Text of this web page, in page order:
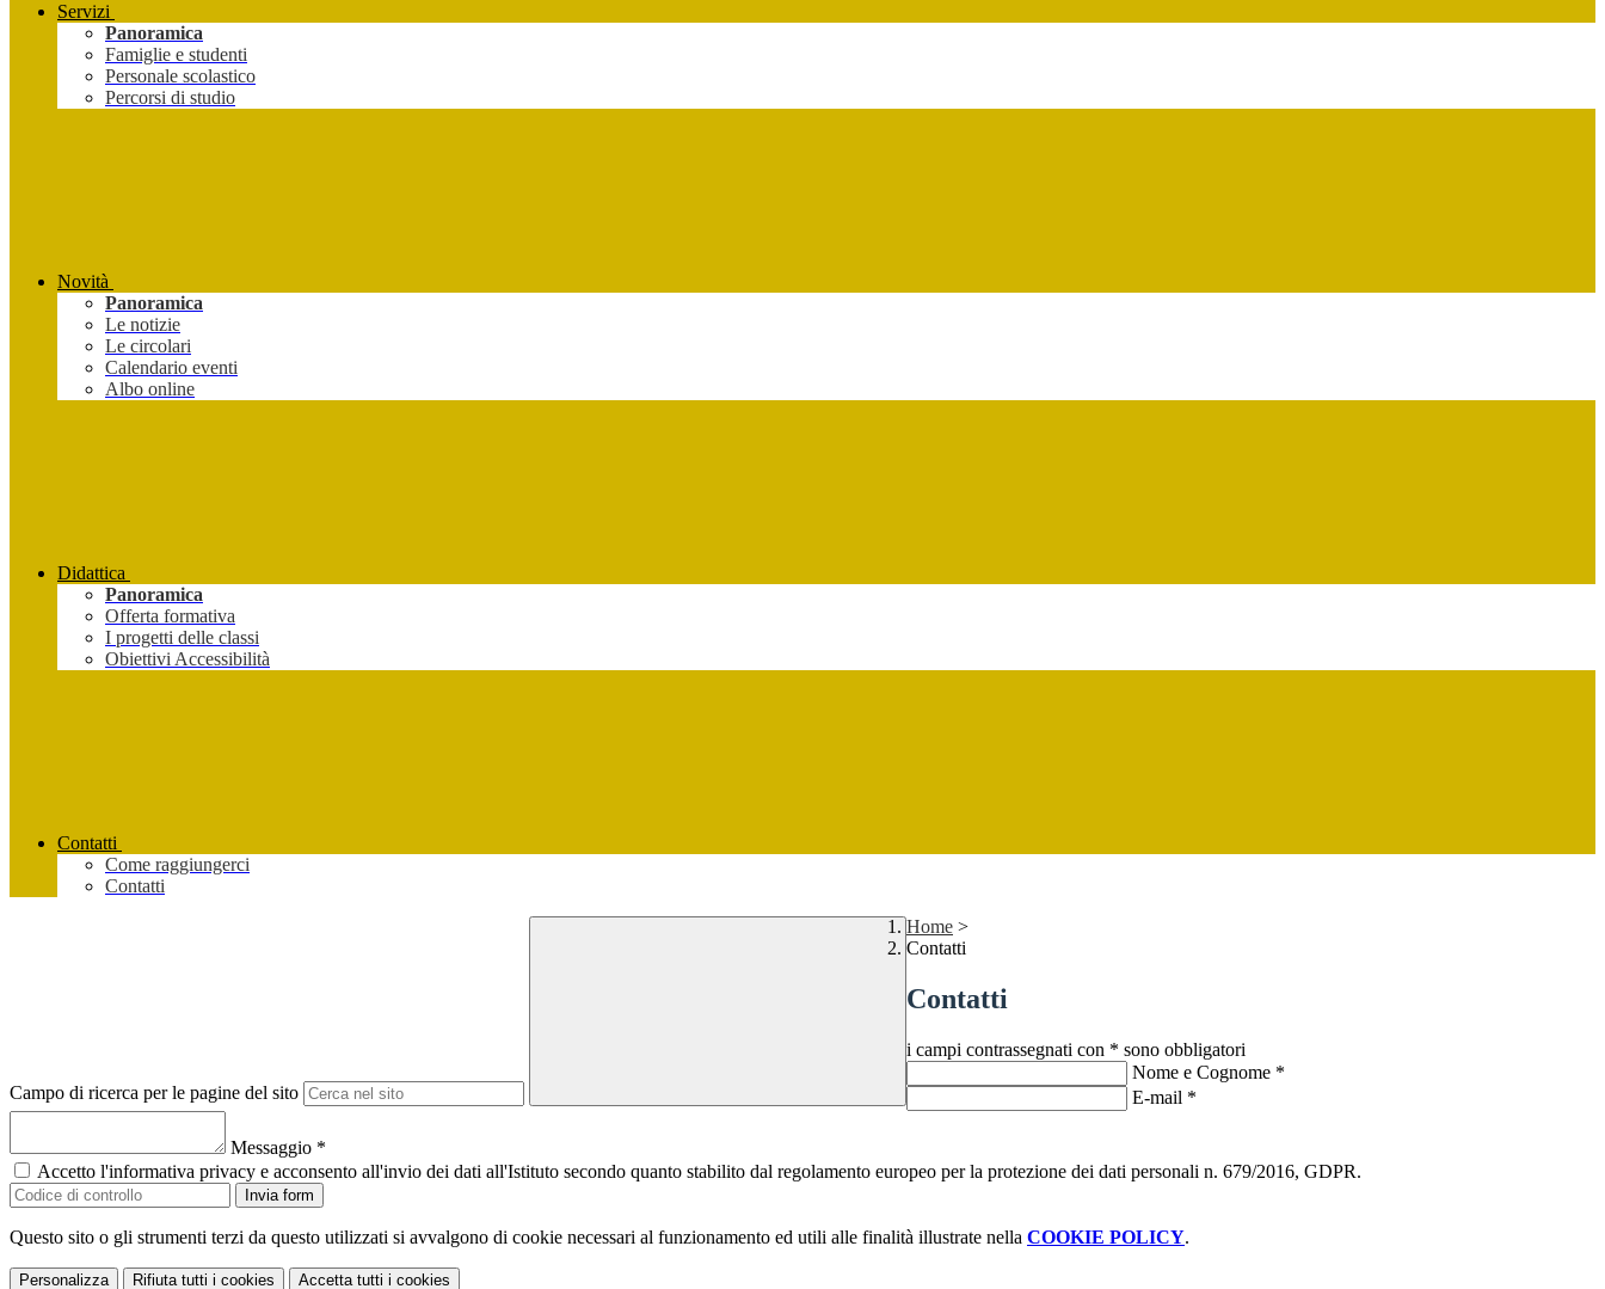
Servizi
Panoramica
Famiglie e studenti
Personale scolastico
Percorsi di studio
Novità
Panoramica
Le notizie
Le circolari
Calendario eventi
Albo online
Didattica
Panoramica
Offerta formativa
I progetti delle classi
Obiettivi Accessibilità
Contatti
Come raggiungerci
Contatti
Campo di ricerca per le pagine del sito
Home >
Contatti
Contatti
i campi contrassegnati con * sono obbligatori
Nome e Cognome *
E-mail *
Messaggio *
Accetto l'informativa privacy e acconsento all'invio dei dati all'Istituto secondo quanto stabilito dal regolamento europeo per la protezione dei dati personali n. 679/2016, GDPR.
Invia form
Questo sito o gli strumenti terzi da questo utilizzati si avvalgono di cookie necessari al funzionamento ed utili alle finalità illustrate nella COOKIE POLICY.
Personalizza Rifiuta tutti i cookies Accetta tutti i cookies